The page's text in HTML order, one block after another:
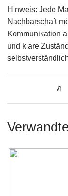
Hinweis: Jede
Nachbarschaft
Kommunikation
und klare